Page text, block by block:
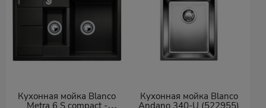
Кухонная мойка Blanco
Metra 6 S compact -
Кухонная мойка Blanco
Andano 340-U (522955)